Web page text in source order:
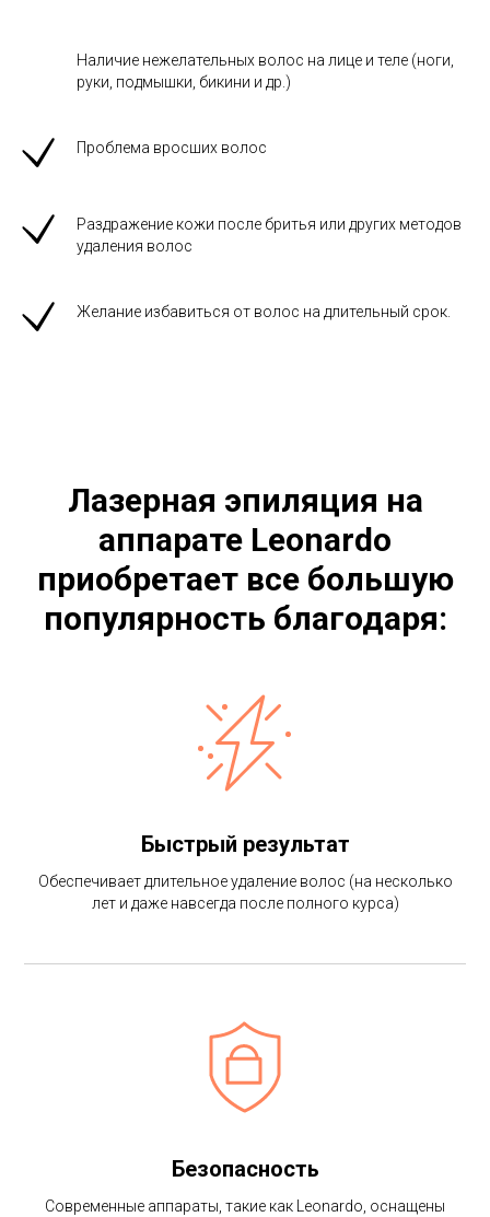
Наличие нежелательных волос на лице и теле (ноги,
руки, подмышки, бикини и др.)
Проблема вросших волос
Раздражение кожи после бритья или других методов
удаления волос
Желание избавиться от волос на длительный срок.
Лазерная эпиляция на
аппарате Leonardo
приобретает все большую
популярность благодаря:
Быстрый результат
Обеспечивает длительное удаление волос (на несколько
лет и даже навсегда после полного курса)
Безопасность
Современные аппараты, такие как Leonardo, оснащены